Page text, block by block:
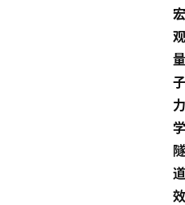
宏
观
量
子
力
学
隧
道
效